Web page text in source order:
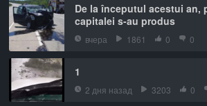
De la începutul acestui an,
capitalei s-au produs
вчера 1861 0 0
1
2 дня назад 3203 0